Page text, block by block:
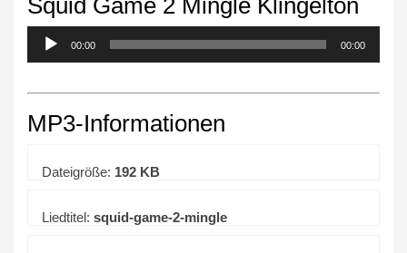
Squid Game 2 Mingle Klingelton
00:00 00:00
MP3-Informationen
Dateigröße: 192 KB
Liedtitel: squid-game-2-mingle
We use cookies to enhance your experience. By continuing to
visit this site you agree to our use of cookies.
Privacy Policy